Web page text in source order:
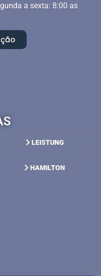
a sexta: 8:00 as
LEISTUNG
HAMILTON